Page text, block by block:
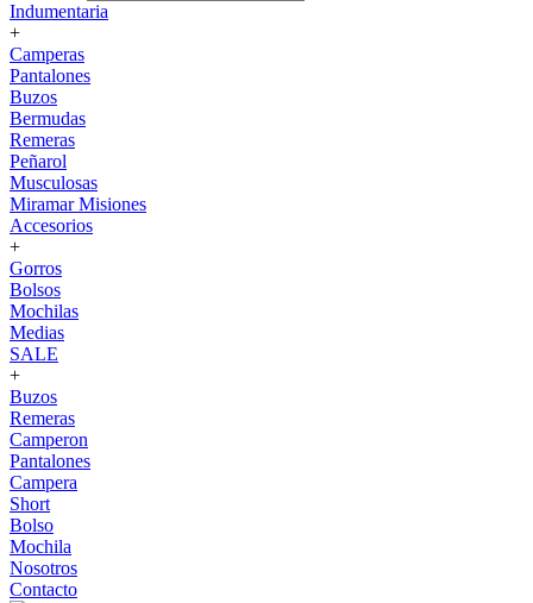
Indumentaria
+
Camperas
Pantalones
Buzos
Bermudas
Remeras
Peñarol
Musculosas
Miramar Misiones
Accesorios
+
Gorros
Bolsos
Mochilas
Medias
SALE
+
Buzos
Remeras
Camperon
Pantalones
Campera
Short
Bolso
Mochila
Nosotros
Contacto